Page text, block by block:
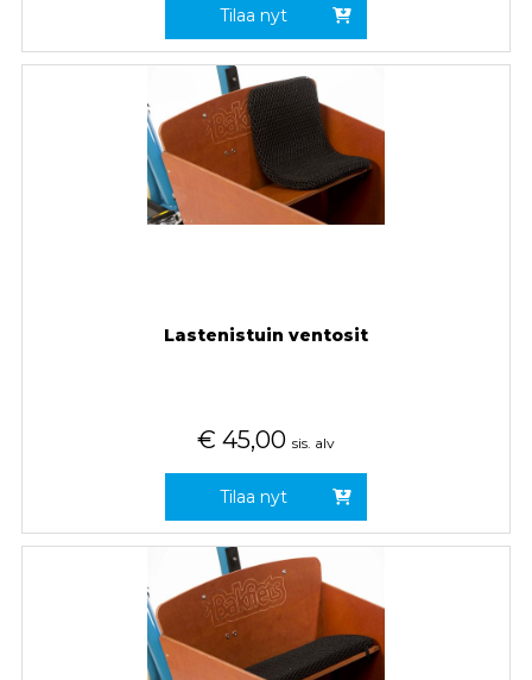
Tilaa nyt
Lastenistuin ventosit
€ 45,00 sis. alv
Tilaa nyt